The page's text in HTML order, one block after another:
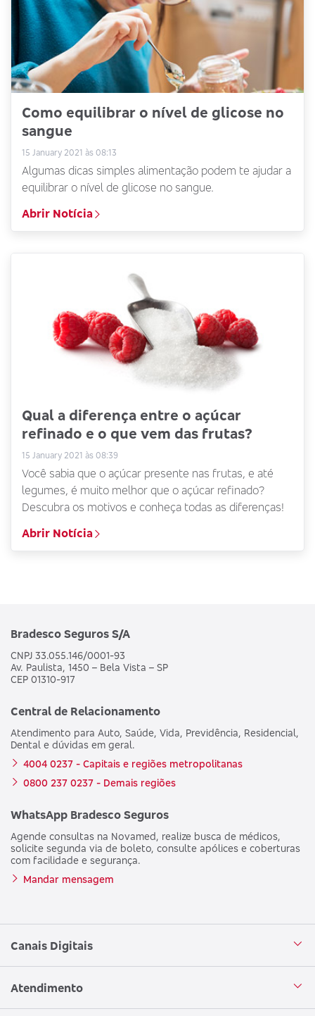
Como equilibrar o nível de glicose no
sangue
15 January 2021 às 08:13
Algumas dicas simples alimentação podem te ajudar a
equilibrar o nível de glicose no sangue.
Abrir Notícia
Qual a diferença entre o açúcar
refinado e o que vem das frutas?
15 January 2021 às 08:39
Você sabia que o açúcar presente nas frutas, e até
legumes, é muito melhor que o açúcar refinado?
Descubra os motivos e conheça todas as diferenças!
Abrir Notícia
Bradesco Seguros S/A
CNPJ 33.055.146/0001-93
Av. Paulista, 1450 – Bela Vista – SP
CEP 01310-917
Central de Relacionamento
Atendimento para Auto, Saúde, Vida, Previdência, Residencial,
Dental e dúvidas em geral.
4004 0237 - Capitais e regiões metropolitanas
0800 237 0237 - Demais regiões
WhatsApp Bradesco Seguros
Agende consultas na Novamed, realize busca de médicos,
solicite segunda via de boleto, consulte apólices e coberturas
com facilidade e segurança.
Mandar mensagem
Canais Digitais
Aplicativo Bradesco Seguros
Atendimento